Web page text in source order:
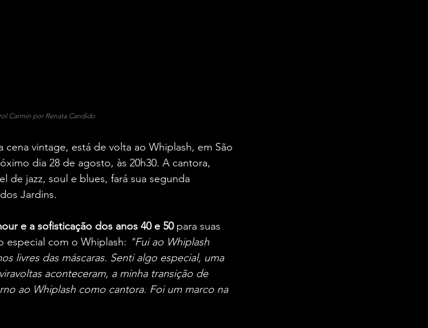
Carmin por Renata Candido
cena vintage, está de volta ao Whiplash, em São
dia 28 de agosto, às 20h30. A cantora,
de jazz, soul e blues, fará sua segunda
Jardins.
e a sofisticação dos anos 40 e 50 para suas
especial com o Whiplash: "Fui ao Whiplash
livres das máscaras. Senti algo especial, uma
aconteceram, a minha transição de
ao Whiplash como cantora. Foi um marco na